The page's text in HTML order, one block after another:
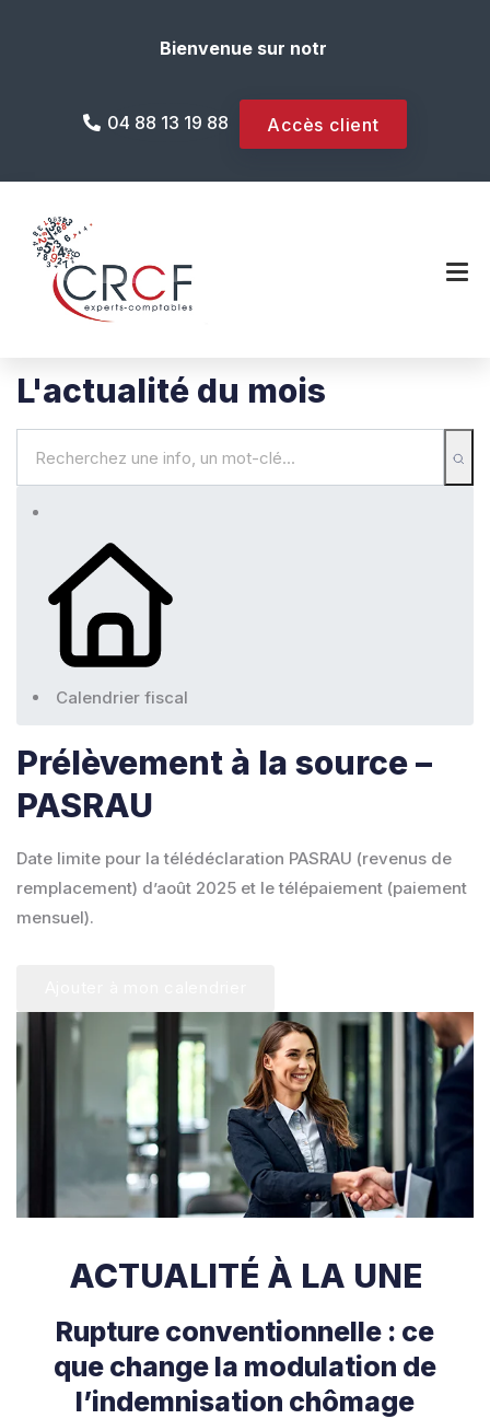
Bienvenue sur notre site internet !
04 88 13 19 88 Accès client
L'actualité du mois
Calendrier fiscal
Prélèvement à la source –
PASRAU
Date limite pour la télédéclaration PASRAU (revenus de
remplacement) d’août 2025 et le télépaiement (paiement
mensuel).
ACTUALITÉ À LA UNE
Rupture conventionnelle : ce
que change la modulation de
l’indemnisation chômage